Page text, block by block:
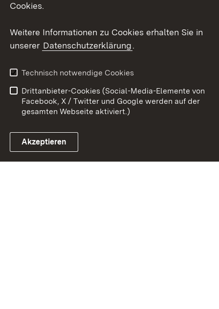
Youtube
Link zum Landesportal
Kontakt
Datenschutz
Barrierefreiheit
Impressum Cookies
Cookies.
Weitere Informationen zu Cookies erhalten Sie in
unserer Datenschutzerklärung.
Technisch notwendige Cookies
Drittanbieter-Cookies (Social-Media-Elemente von
Facebook, X / Twitter und Google werden auf der
gesamten Webseite aktiviert.)
Akzeptieren